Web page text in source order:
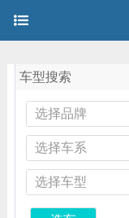
车型搜索
选择品牌
选择车系
选择车型